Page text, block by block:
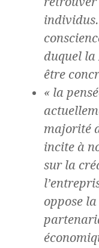
duquel la
être
« la
majorité
incite à
sur la
oppose